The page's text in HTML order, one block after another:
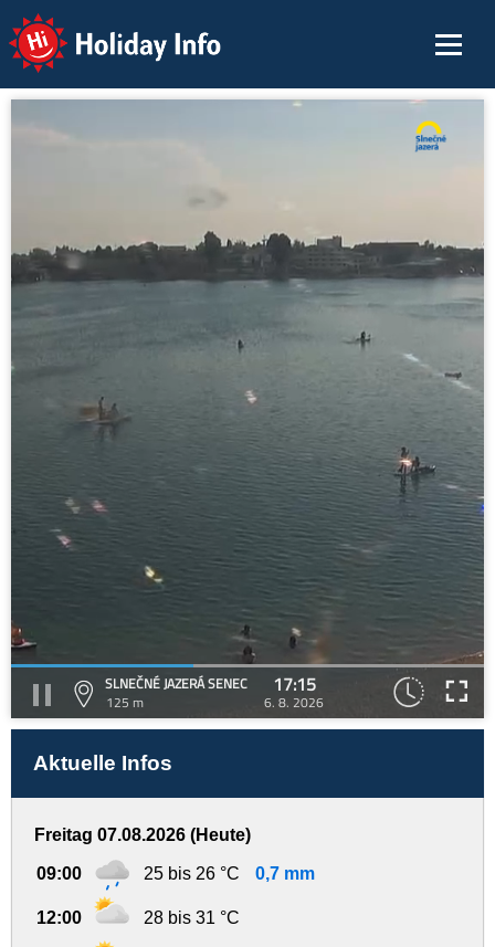
Holiday Info
SLNEČNÉ JAZERÁ SENEC
125 m
17:15
6. 8. 2026
Aktuelle Infos
Freitag 07.08.2026 (Heute)
09:00 25 bis 26 °C 0,7 mm
12:00 28 bis 31 °C